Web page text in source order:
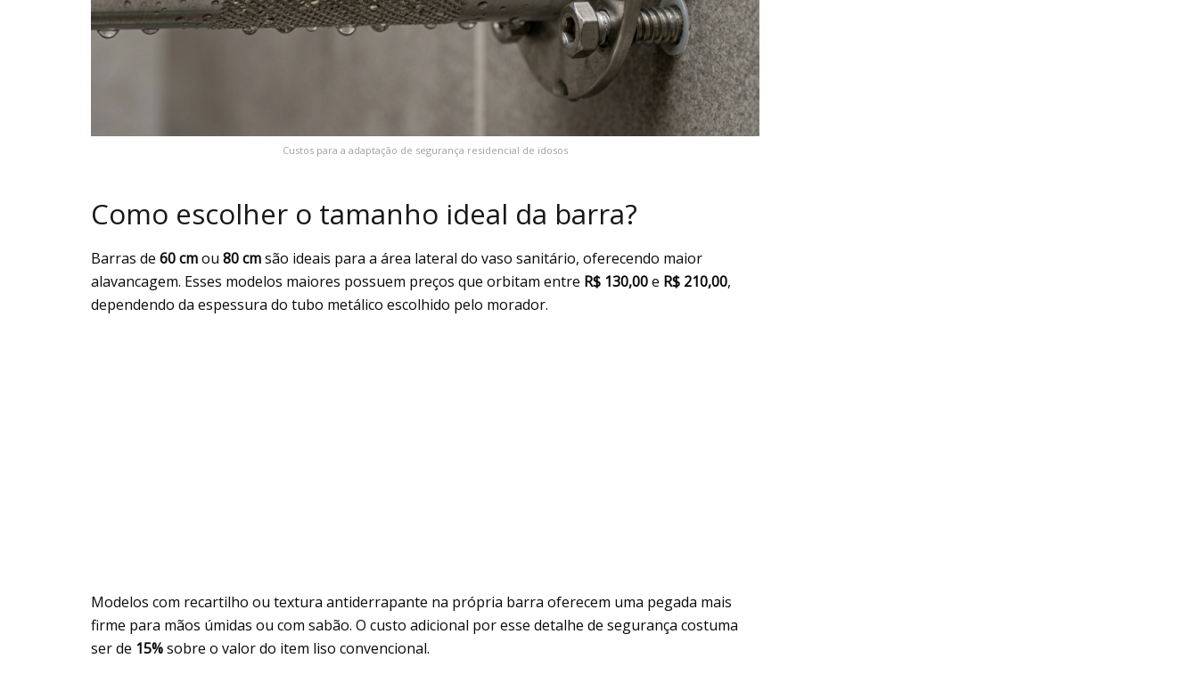
Custos para a adaptação de segurança residencial de idosos
Como escolher o tamanho ideal da barra?
Barras de 60 cmou 80 cmsão ideais para a área lateral do vaso sanitário, oferecendo maior
alavancagem. Esses modelos maiores possuem preços que orbitam entre R$ 130,00e R$ 210,00,
dependendo da espessura do tubo metálico escolhido pelo morador.
Modelos com recartilho ou textura antiderrapante na própria barra oferecem uma pegada mais
firme para mãos úmidas ou com sabão. O custo adicional por esse detalhe de segurança costuma
ser de 15%sobre o valor do item liso convencional.